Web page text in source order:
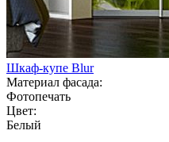
Шкаф-купе Blur
Материал фасада:
Фотопечать
Цвет:
Белый